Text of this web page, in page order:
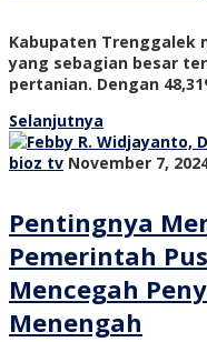
Kabupaten Trenggalek
yang sebagian besar
pertanian. Dengan
Selanjutnya
bioz tv November 7,
Pentingnya
Pemerintah
Mencegah
Menengah